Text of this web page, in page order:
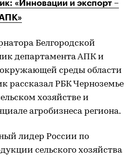
«Инновации и экспорт –
Белгородской
департамента АПК и
среды области
рассказал РБК Черноземье
хозяйстве и
агробизнеса региона.
лидер России по
сельского хозяйства